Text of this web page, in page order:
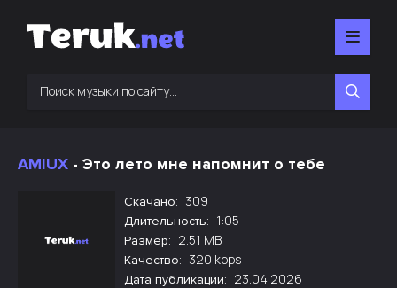
AMIUX - Это лето мне напомнит о тебе
Скачано: 309
Длительность: 1:05
Размер: 2.51 MB
Качество: 320 kbps
Дата публикации: 23.04.2026